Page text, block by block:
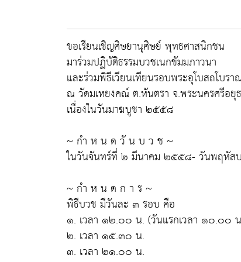
ขอเรียนเชิญศิษยานุศิษย์ พุทธศาสนิกชน
มาร่วมปฏิบัติธรรมบวชเนกขัมมภาวนา
และร่วมพิธีเวียนเทียนรอบพระอุโบสถโบรา
ณ วัดมเหยงคณ์ ต.หันตรา จ.พระนครศรีอยุ
เนื่องในวันมาฆบูชา ๒๕๕๘
~ กำ ห น ด วั น บ ว ช ~
ในวันจันทร์ที่ ๒ มีนาคม ๒๕๕๘- วันพฤหั
~ กำ ห น ด ก า ร ~
พิธีบวช มีวันละ ๓ รอบ คือ
๑. เวลา ๑๒.๐๐ น. (วันแรกเวลา ๑๐.๐๐
๒. เวลา ๑๕.๓๐ น.
๓. เวลา ๒๑.๐๐ น.